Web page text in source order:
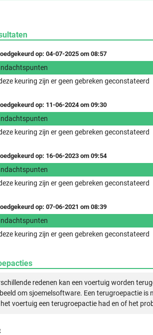
op: 04-07-2025 om 08:57
keuring zijn er geen gebreken geconstateerd
op: 11-06-2024 om 09:30
keuring zijn er geen gebreken geconstateerd
op: 16-06-2023 om 09:54
keuring zijn er geen gebreken geconstateerd
op: 07-06-2021 om 08:39
keuring zijn er geen gebreken geconstateerd
redenen kan een voertuig worden
om sjoemelsoftware. Een terugroepactie is
voertuig een terugroepactie had en of het